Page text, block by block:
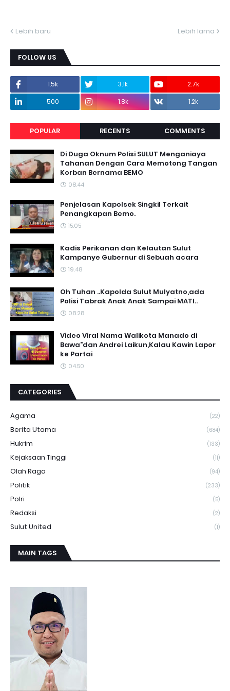
Lebih baru Lebih lama
FOLLOW US
1.5k 3.1k
2.7k
500
1.8k 1.2k
POPULAR RECENTS COMMENTS
Di Duga Oknum Polisi SULUT Menganiaya
Tahanan Dengan Cara Memotong Tangan
Korban Bernama BEMO
08.44
Penjelasan Kapolsek Singkil Terkait
Penangkapan Bemo.
15.05
Kadis Perikanan dan Kelautan Sulut
Kampanye Gubernur di Sebuah acara
19.48
Oh Tuhan ..Kapolda Sulut Mulyatno,ada
Polisi Tabrak Anak Anak Sampai MATI..
08.28
Video Viral Nama Walikota Manado di
Bawa"dan Andrei Laikun,Kalau Kawin Lapor
ke Partai
04.50
CATEGORIES
Agama (22)
Berita Utama (684)
Hukrim (133)
Kejaksaan Tinggi (11)
Olah Raga (94)
Politik (233)
Polri (5)
Redaksi (2)
Sulut United (1)
MAIN TAGS